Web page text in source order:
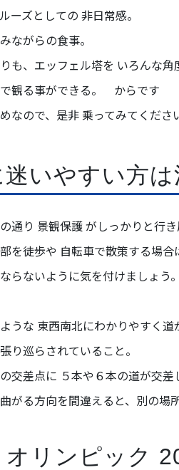
ーズとしての 非日常感。
ながらの食事。
も、エッフェル塔を いろんな角
観る事ができる。 からです
なので、是非 乗ってみてくださ
迷いやすい方は
通り 景観保護 がしっかりと行
を徒歩や 自転車で散策する場合
らないように気を付けましょう。
うな 東西南北にわかりやすく道
り巡らされていること。
交差点に ５本や６本の道が交差
がる方向を間違えると、別の場
オリンピック